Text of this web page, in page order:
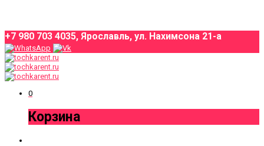
+7 980 703 4035, Ярославль, ул. Нахимсона 21-а
0
Корзина